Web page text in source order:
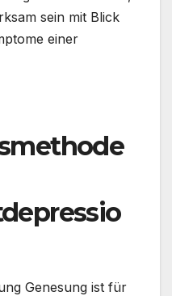
sein mit Blick
einer
Genesung ist für